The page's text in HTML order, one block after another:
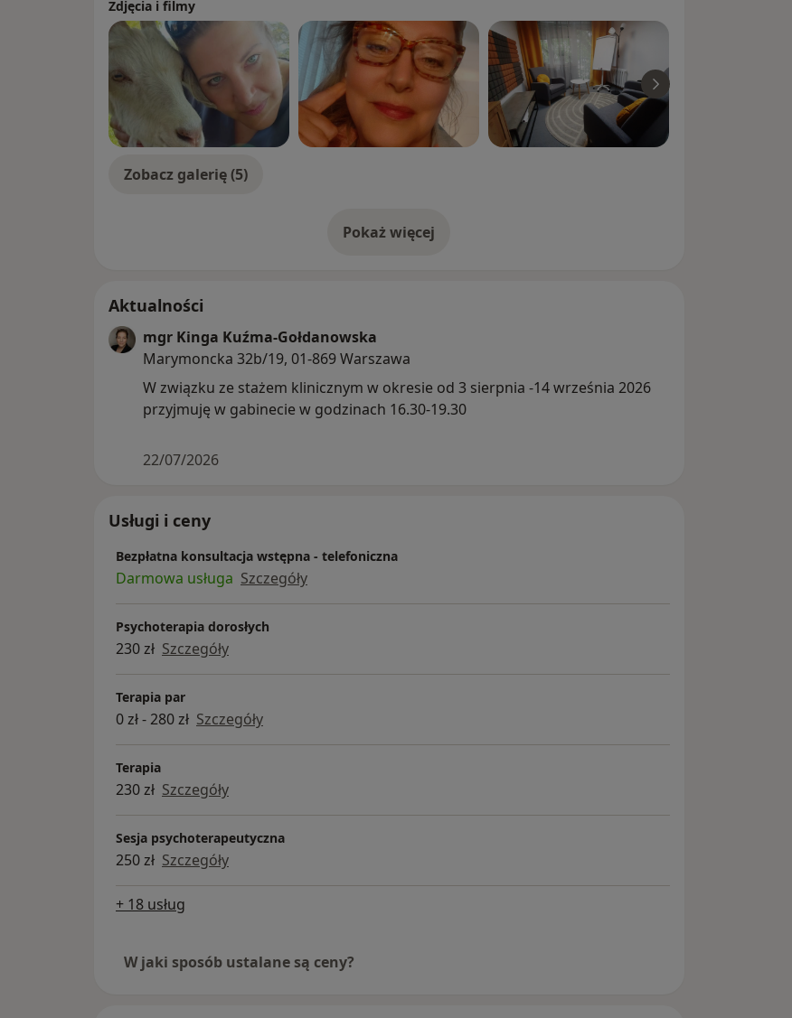
Zdjęcia i filmy
Zobacz galerię (5)
Pokaż więcejo doświadczeniu
Aktualności
mgr Kinga Kuźma-Gołdanowska
Marymoncka 32b/19, 01-869 Warszawa
W związku ze stażem klinicznym w okresie od 3 sierpnia -14 września 2026
przyjmuję w gabinecie w godzinach 16.30-19.30
22/07/2026
Usługi i ceny
Bezpłatna konsultacja wstępna - telefoniczna
Darmowa usługa Szczegóły
Psychoterapia dorosłych
230 zł Szczegóły
Terapia par
0 zł - 280 zł Szczegóły
Terapia
230 zł Szczegóły
Sesja psychoterapeutyczna
250 zł Szczegóły
+ 18 usług
W jaki sposób ustalane są ceny?